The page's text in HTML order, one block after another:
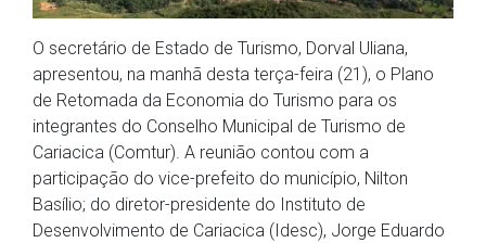
O secretário de Estado de Turismo, Dorval Uliana,
apresentou, na manhã desta terça-feira (21), o Plano
de Retomada da Economia do Turismo para os
integrantes do Conselho Municipal de Turismo de
Cariacica (Comtur). A reunião contou com a
participação do vice-prefeito do município, Nilton
Basílio; do diretor-presidente do Instituto de
Desenvolvimento de Cariacica (Idesc), Jorge Eduardo